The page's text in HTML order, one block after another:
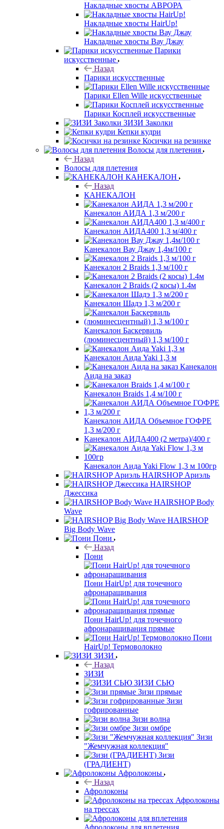
Накладные хвосты АВРОРА
Накладные хвосты HairUp!
Накладные хвосты Вау Джау
Парики
искусственные
Назад
Парики искусственные
Парики Ellen Wille искусственные
Парики Косплей искусственные
ЗИЗИ Заколки
Кепки кудри
Косички на резинке
Волосы для плетения
Назад
Волосы для плетения
КАНЕКАЛОН
Назад
КАНЕКАЛОН
Канекалон АИДА 1,3 м/200 г
Канекалон АИДА400 1,3 м/400 г
Канекалон Вау Джау 1,4м/100 г
Канекалон 2 Braids 1,3 м/100 г
Канекалон 2 Braids (2 косы) 1.4м
Канекалон Шадэ 1,3 м/200 г
Канекалон Баскервиль
(люминесцентный) 1,3 м/100 г
Канекалон Аида Yaki 1,3 м
Канекалон
Аида на заказ
Канекалон Braids 1,4 м/100 г
Канекалон АИДА Объемное ГОФРЕ
1,3 м/200 г
Канекалон АИДА400 (2 метра)/400 г
Канекалон Аида Yaki Flow 1,3 м 100гр
HAIRSHOP Ариэль
HAIRSHOP
Джессика
HAIRSHOP Body
Wave
HAIRSHOP
Big Body Wave
Пони
Назад
Пони
Пони HairUp! для точечного
афронаращивания
Пони HairUp! для точечного
афронаращивания прямые
Пони
HairUp! Термоволокно
ЗИЗИ
Назад
ЗИЗИ
ЗИЗИ СЬЮ
Зизи прямые
Зизи
гофрированные
Зизи волна
Зизи омбре
Зизи
"Жемчужная коллекция"
Зизи
(ГРАДИЕНТ)
Афролоконы
Назад
Афролоконы
Афролоконы
на трессах
Афролоконы для вплетения